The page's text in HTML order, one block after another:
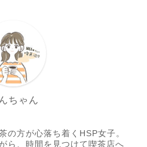
ちゃん
の方が心落ち着くHSP女子。
ら、時間を見つけて喫茶店へ